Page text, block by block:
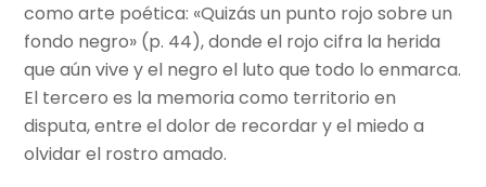
como arte poética: «Quizás un punto rojo sobre un
fondo negro» (p. 44), donde el rojo cifra la herida
que aún vive y el negro el luto que todo lo enmarca.
El tercero es la memoria como territorio en
disputa, entre el dolor de recordar y el miedo a
olvidar el rostro amado.